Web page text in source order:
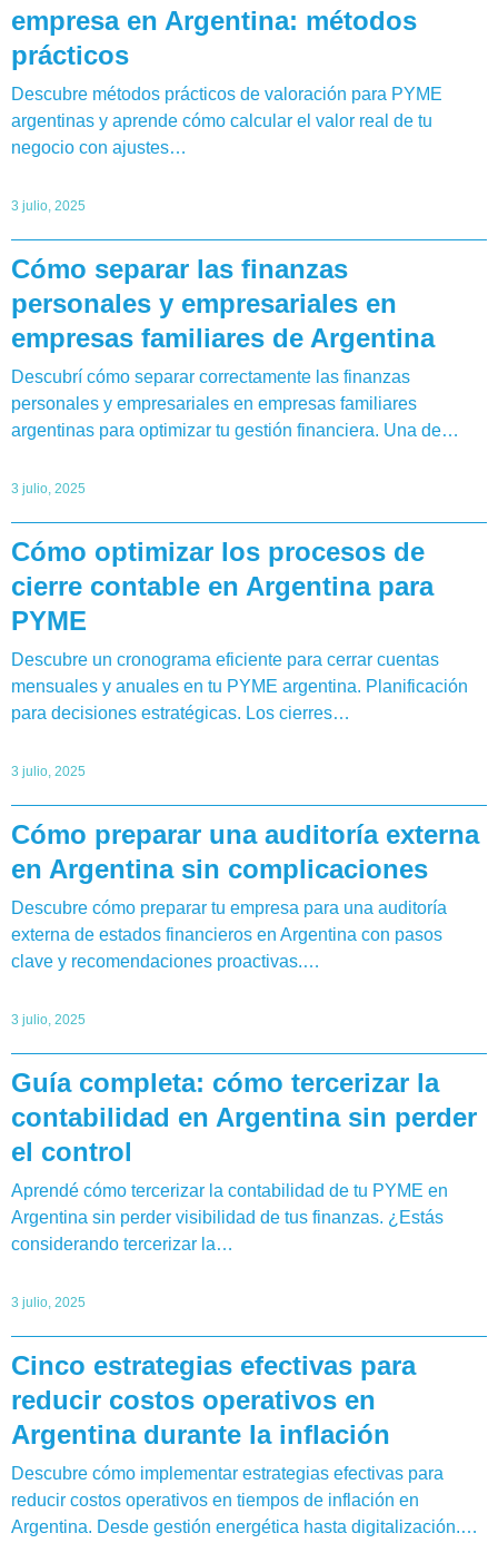
empresa en Argentina: métodos
prácticos
Descubre métodos prácticos de valoración para PYME
argentinas y aprende cómo calcular el valor real de tu
negocio con ajustes…
3 julio, 2025
Cómo separar las finanzas
personales y empresariales en
empresas familiares de Argentina
Descubrí cómo separar correctamente las finanzas
personales y empresariales en empresas familiares
argentinas para optimizar tu gestión financiera. Una de…
3 julio, 2025
Cómo optimizar los procesos de
cierre contable en Argentina para
PYME
Descubre un cronograma eficiente para cerrar cuentas
mensuales y anuales en tu PYME argentina. Planificación
para decisiones estratégicas. Los cierres…
3 julio, 2025
Cómo preparar una auditoría externa
en Argentina sin complicaciones
Descubre cómo preparar tu empresa para una auditoría
externa de estados financieros en Argentina con pasos
clave y recomendaciones proactivas.…
3 julio, 2025
Guía completa: cómo tercerizar la
contabilidad en Argentina sin perder
el control
Aprendé cómo tercerizar la contabilidad de tu PYME en
Argentina sin perder visibilidad de tus finanzas. ¿Estás
considerando tercerizar la…
3 julio, 2025
Cinco estrategias efectivas para
reducir costos operativos en
Argentina durante la inflación
Descubre cómo implementar estrategias efectivas para
reducir costos operativos en tiempos de inflación en
Argentina. Desde gestión energética hasta digitalización.…